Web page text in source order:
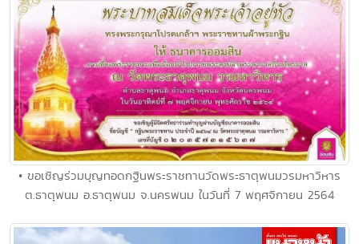
• ขอเชิญร่วมบุญทอดกฐินพระราชทานวัดพระธาตุพนมวรมหาวิหาร
ต.ธาตุพนม​ อ.ธาตุพนม​ จ.นครพนม ในวันที่​ 7​ พฤศจิกายน​ 2564